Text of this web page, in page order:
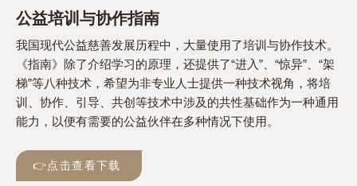
公益培训与协作指南
我国现代公益慈善发展历程中，大量使用了培训与协作技术。
《指南》除了介绍学习的原理，还提供了“进入”、“惊异”、“架
梯”等八种技术，希望为非专业人士提供一种技术视角，将培
训、协作、引导、共创等技术中涉及的共性基础作为一种通用
能力，以便有需要的公益伙伴在多种情况下使用。
👉点击查看下载